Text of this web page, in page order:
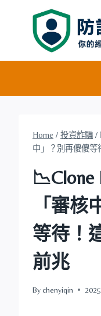
Home / 投資詐騙 /
中」？別再傻傻等
「審核
等待！
前兆
Bychenyiqin